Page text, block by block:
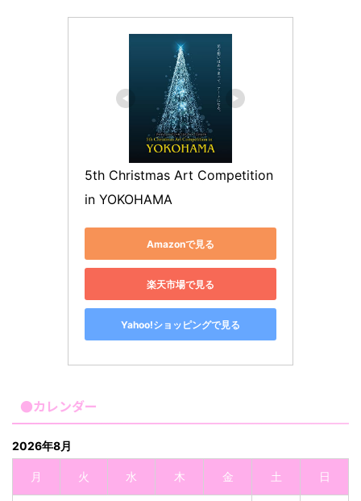
5th Christmas Art Competition
in YOKOHAMA
Amazonで見る
楽天市場で見る
Yahoo!ショッピングで見る
●カレンダー
2026年8月
月 火 水 木 金 土 日